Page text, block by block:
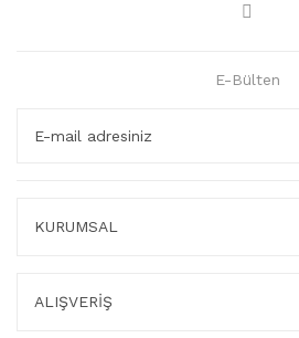
E-Bülten
KURUMSAL
ALIŞVERİŞ